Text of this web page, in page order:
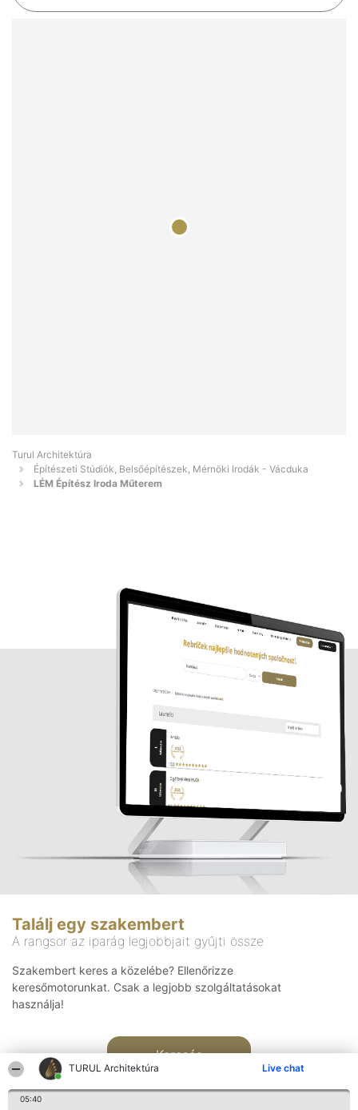
TURUL Architektúra Live chat
05:40
Turul Architektúra
Építészeti Stúdiók, Belsőépítészek, Mérnöki Irodák - Vácduka
LÉM Építész Iroda Műterem
Találj egy szakembert
A rangsor az iparág legjobbjait gyűjti össze
Szakembert keres a közelébe? Ellenőrizze
keresőmotorunkat. Csak a legjobb szolgáltatásokat
használja!
Keresés